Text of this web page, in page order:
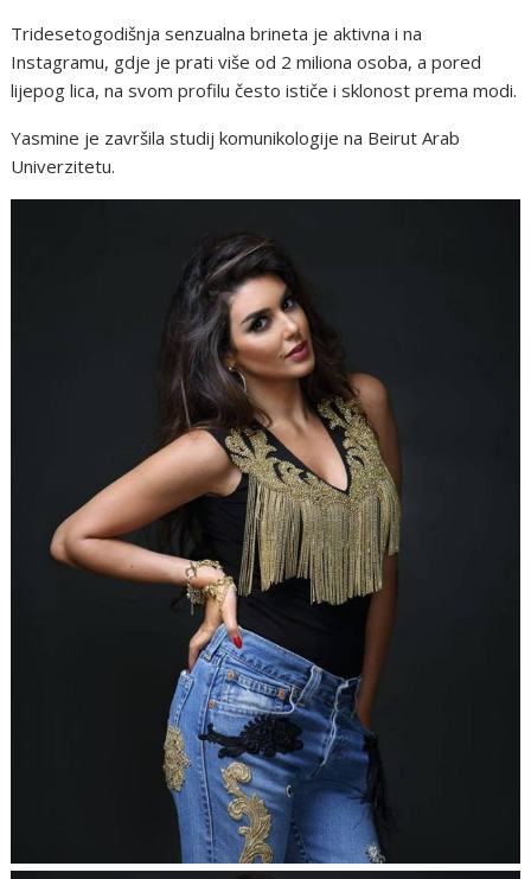
Tridesetogodišnja senzualna brineta je aktivna i na
Instagramu, gdje je prati više od 2 miliona osoba, a pored
lijepog lica, na svom profilu često ističe i sklonost prema modi.
Yasmine je završila studij komunikologije na Beirut Arab
Univerzitetu.